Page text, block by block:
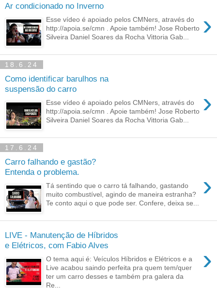
Ar condicionado no Inverno
›
Esse vídeo é apoiado pelos CMNers, através do
http://apoia.se/cmn . Apoie também! Jose Roberto
Silveira Daniel Soares da Rocha Vittoria Gab...
18.6.24
Como identificar barulhos na
suspensão do carro
›
Esse vídeo é apoiado pelos CMNers, através do
http://apoia.se/cmn . Apoie também! Jose Roberto
Silveira Daniel Soares da Rocha Vittoria Gab...
17.6.24
Carro falhando e gastão?
Entenda o problema.
›
Tá sentindo que o carro tá falhando, gastando
muito combustível, agindo de maneira estranha?
Te conto aqui o que pode ser. Confere, deixa se...
LIVE - Manutenção de Híbridos
e Elétricos, com Fabio Alves
›
O tema aqui é: Veículos Híbridos e Elétricos e a
Live acabou saindo perfeita pra quem tem/quer
ter um carro desses e também pra galera da
Re...